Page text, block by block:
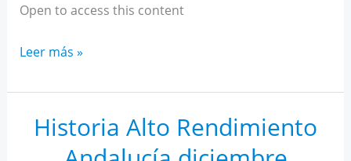
Open to access this content
Historia
Rendimiento
Andalucía
enero
Leer más »
Historia Alto Rendimiento